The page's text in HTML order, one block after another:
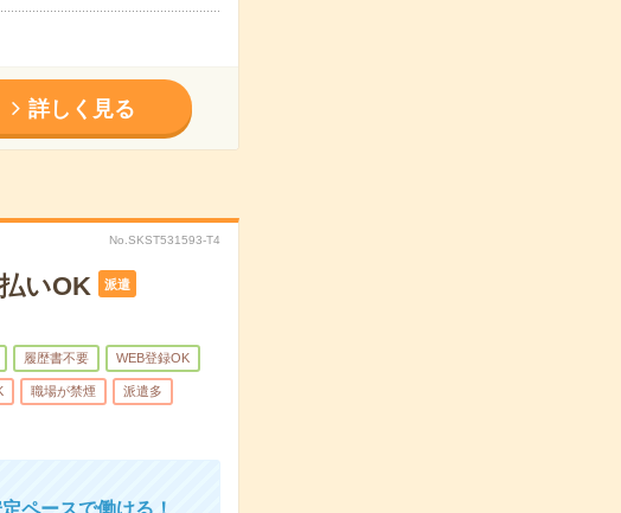
詳しく見る
No.SKST531593-T4
いOK 派遣
履歴書不要 WEB登録OK
職場が禁煙 派遣多
ペースで働ける！